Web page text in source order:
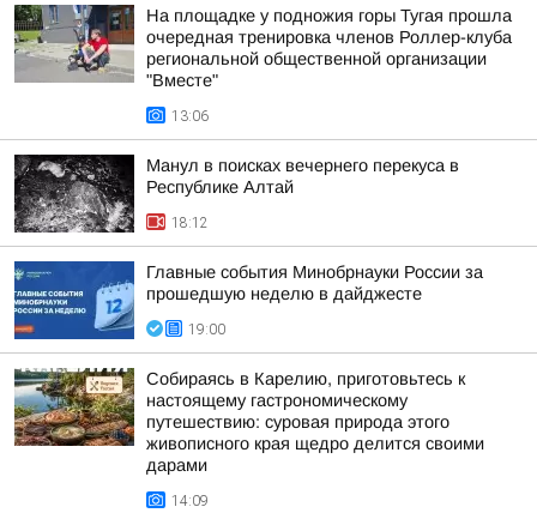
На площадке у подножия горы Тугая прошла
очередная тренировка членов Роллер-клуба
региональной общественной организации
"Вместе"
13:06
Манул в поисках вечернего перекуса в
Республике Алтай
18:12
Главные события Минобрнауки России за
прошедшую неделю в дайджесте
19:00
Собираясь в Карелию, приготовьтесь к
настоящему гастрономическому
путешествию: суровая природа этого
живописного края щедро делится своими
дарами
14:09